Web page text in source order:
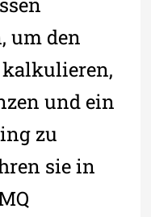
um den
und ein
zu
sie in